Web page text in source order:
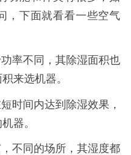
，下面就看看一些空气
不同，其除湿面积也
来选机器。
间内达到除湿效果，
器。
同的场所，其湿度都